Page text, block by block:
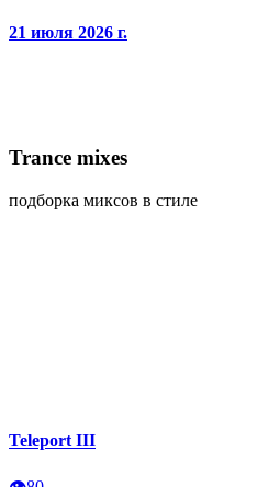
21 июля 2026 г.
Trance mixes
подборка миксов в стиле
Teleport III